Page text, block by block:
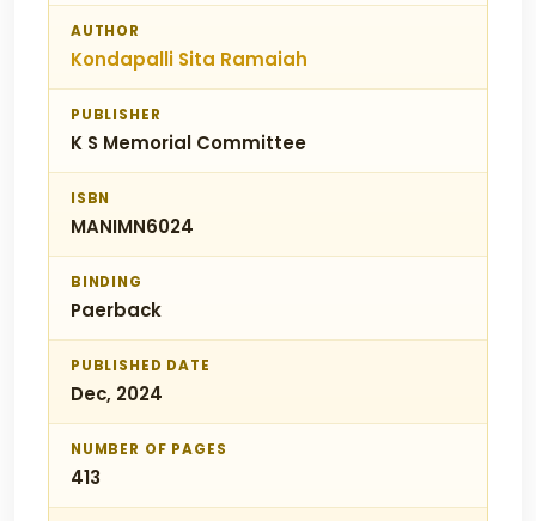
AUTHOR
Kondapalli Sita Ramaiah
PUBLISHER
K S Memorial Committee
ISBN
MANIMN6024
BINDING
Paerback
PUBLISHED DATE
Dec, 2024
NUMBER OF PAGES
413